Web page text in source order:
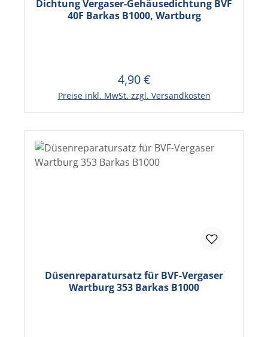
Dichtung Vergaser-Gehäusedichtung BVF
40F Barkas B1000, Wartburg
Regulärer Preis:
4,90 €
Preise inkl. MwSt. zzgl. Versandkosten
In den Warenkorb
Düsenreparatursatz für BVF-Vergaser
Wartburg 353 Barkas B1000